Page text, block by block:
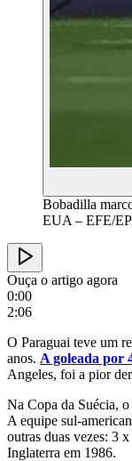
Bobadilla
EUA – EFE/
Ouça o artigo agora
0:00
2:06
O Paraguai teve um
anos. A goleada por
Angeles, foi a pior
Na Copa da Suécia,
A equipe sul-
outras duas vezes: 3
Inglaterra em 1986.